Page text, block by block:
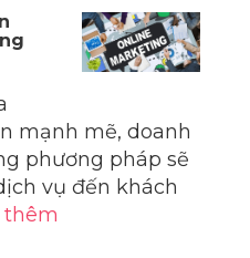
mạnh mẽ, doanh
phương pháp sẽ
vụ đến khách